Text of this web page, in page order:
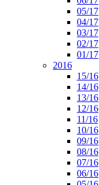
05/17
04/17
03/17
02/17
01/17
2016
15/16
14/16
13/16
12/16
11/16
10/16
09/16
08/16
07/16
06/16